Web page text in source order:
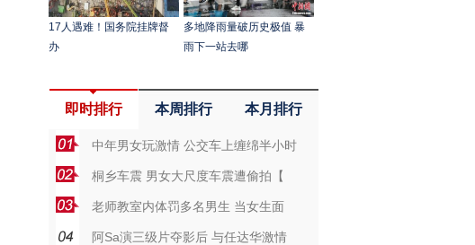
17人遇难！国务院挂牌督
办
多地降雨量破历史极值 暴
雨下一站去哪
即时排行 本周排行 本月排行
中年男女玩激情 公交车上缠绵半小时
桐乡车震 男女大尺度车震遭偷拍【
老师教室内体罚多名男生 当女生面
阿Sa演三级片夺影后 与任达华激情